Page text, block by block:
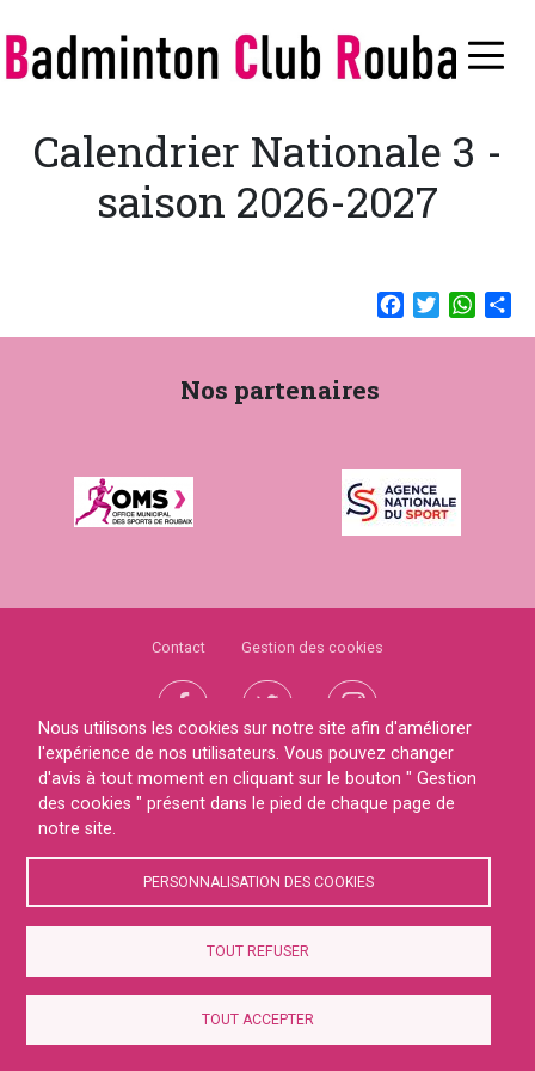
au
contenu
≡
Calendrier Nationale 3 -
saison 2026-2027
FacebookTwitter
Nos partenaires
Contact Gestion des cookies
© 2026
Créer le site de son club
Nous utilisons les cookies sur notre site afin d'améliorer
l'expérience de nos utilisateurs. Vous pouvez changer
d'avis à tout moment en cliquant sur le bouton " Gestion
des cookies " présent dans le pied de chaque page de
notre site.
PERSONNALISATION DES COOKIES
TOUT REFUSER
TOUT ACCEPTER